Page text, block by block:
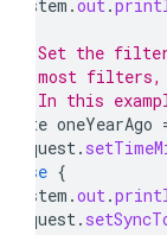
System .out.
// Set the
// most filters,
// In this
Date oneYearAgo
request.
else {
System .out.
request.